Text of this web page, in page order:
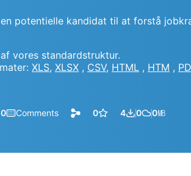
potentielle kandidat til at forstå
vores standardstruktur.
XLS, XLSX , CSV, HTML , HTM ,
0 Comments 0 4 0 0㎆︎